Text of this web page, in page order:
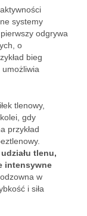
systemy
pierwszy odgrywa
o
bieg
umożliwia
tlenowy,
gdy
przykład
tlenu,
intensywne
w
i siła